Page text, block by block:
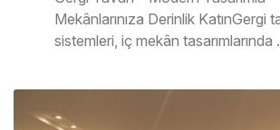
Mekânlarınıza Derinlik KatınGergi
sistemleri, iç mekân tasarımlarında